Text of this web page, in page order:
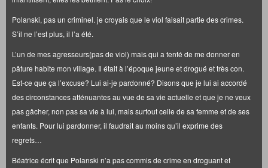
Polanski, pas un criminel. je croyais que le viol faisait partie des crimes.
S’il ne l’est plus, il l’a été.
L’un de mes agresseurs(pas de viol) mais qui a tenté de me donner en
pâture habite mon village. Il était à l’époque jeune et drogué et très con.
Est-ce que ça l’excuse? Lui ai-je pardonné? Disons que je lui ai accordé
des circonstances atténuantes au vue de sa vie actuelle et que je ne veux
pas gâcher, non pas sa vie à lui, mais surtout celle de sa femme et de ses
enfants. Pour lui pardonner, il faudrait au moins qu’il exprime des
regrets…
Béatrice écrit que Polanski n’a pas commis de crime en droguant et